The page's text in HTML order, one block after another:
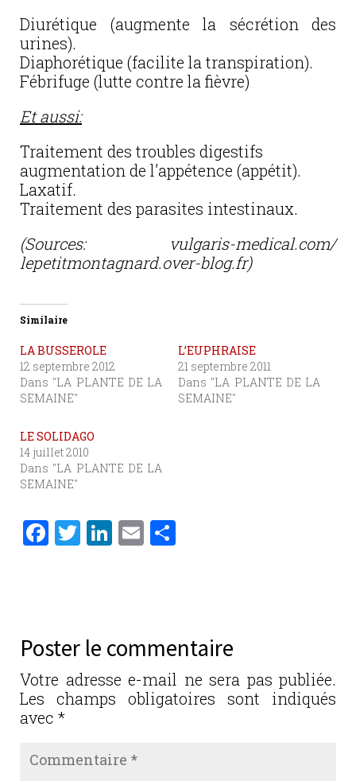
Diurétique (augmente la sécrétion des
urines).
Diaphorétique (facilite la transpiration).
Fébrifuge (lutte contre la fièvre)
Et aussi:
Traitement des troubles digestifs
augmentation de l’appétence (appétit).
Laxatif.
Traitement des parasites intestinaux.
(Sources: vulgaris-medical.com/
lepetitmontagnard.over-blog.fr)
Similaire
LA BUSSEROLE
12 septembre 2012
Dans "LA PLANTE DE LA
SEMAINE"
L’EUPHRAISE
21 septembre 2011
Dans "LA PLANTE DE LA
SEMAINE"
LE SOLIDAGO
14 juillet 2010
Dans "LA PLANTE DE LA
SEMAINE"
F
b
o
o
k
T
r
Li
n
E
er
Poster le commentaire
Votre adresse e-mail ne sera pas publiée.
Les champs obligatoires sont indiqués
avec *